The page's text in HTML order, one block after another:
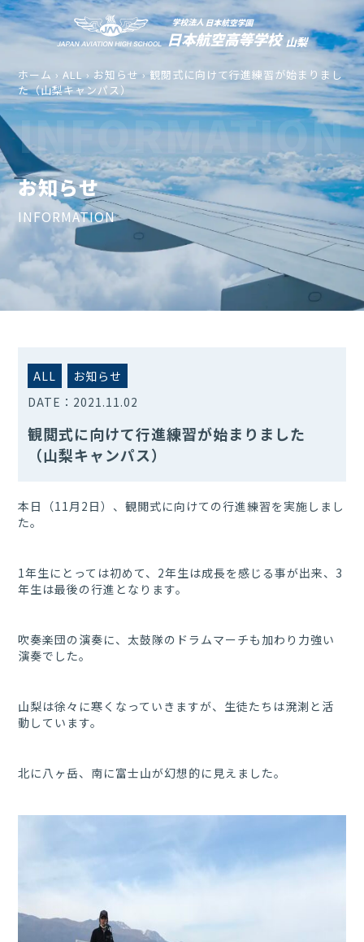
ホーム › ALL › お知らせ ›観閲式に向けて行進練習が始まりまし
た（山梨キャンパス）
お知らせ
INFORMATION
INFORMATION
ALL
お知らせ
DATE： 2021.11.02
観閲式に向けて行進練習が始まりました
（山梨キャンパス）
本日（11月2日）、観閲式に向けての行進練習を実施しまし
た。
1年生にとっては初めて、2年生は成長を感じる事が出来、3
年生は最後の行進となります。
吹奏楽団の演奏に、太鼓隊のドラムマーチも加わり力強い
演奏でした。
山梨は徐々に寒くなっていきますが、生徒たちは溌溂と活
動しています。
北に八ヶ岳、南に富士山が幻想的に見えました。